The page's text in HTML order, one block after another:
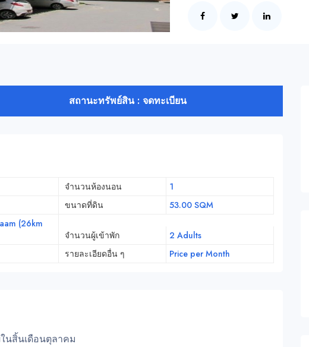
สถานะทรัพย์สิน : จดทะเบียน
จำนวนห้องนอน
1
ขนาดที่ดิน 53.00 SQM
(26km
จำนวนผู้เข้าพัก
2 Adults
รายละเอียดอื่น ๆ Price per Month
นสิ้นเดือนตุลาคม